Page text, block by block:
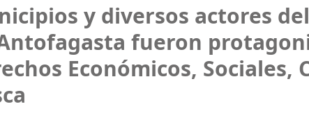
y diversos actores
fueron
Económicos,